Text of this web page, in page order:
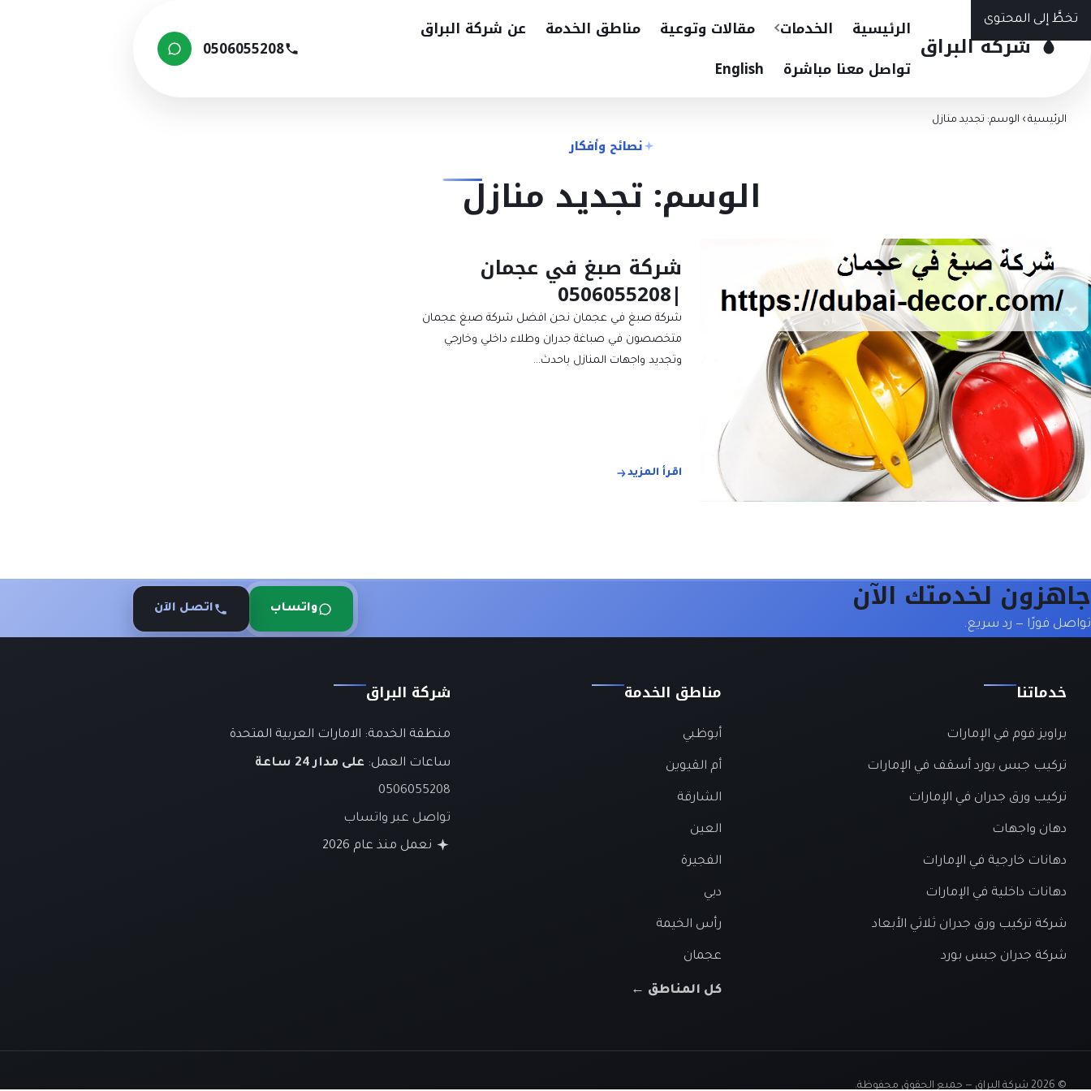
تخطَّ إلى المحتوى
شركة البراق
الرئيسية الخدمات مقالات وتوعية مناطق الخدمة
عن شركة البراق
تواصل معنا مباشرة
English
0506055208
الرئيسية › الوسم: تجديد منازل
نصائح وأفكار
الوسم: تجديد منازل
شركة صبغ في عجمان
|0506055208
شركة صبغ في عجمان نحن افضل شركة صبغ عجمان
متخصصون في صباغة جدران وطلاء داخلي وخارجي
وتجديد واجهات المنازل باحدث…
اقرأ المزيد
جاهزون لخدمتك الآن
تواصل فورًا — رد سريع.
واتساب اتصل الآن
خدماتنا
براويز فوم في الإمارات
تركيب جبس بورد أسقف في الإمارات
تركيب ورق جدران في الإمارات
دهان واجهات
دهانات خارجية في الإمارات
دهانات داخلية في الإمارات
شركة تركيب ورق جدران ثلاثي الأبعاد
شركة جدران جبس بورد
مناطق الخدمة
أبوظبي
أم القيوين
الشارقة
العين
الفجيرة
دبي
رأس الخيمة
عجمان
كل المناطق ←
شركة البراق
منطقة الخدمة: الامارات العربية المتحدة
ساعات العمل: على مدار 24 ساعة
0506055208
تواصل عبر واتساب
نعمل منذ عام 2026
© 2026 شركة البراق — جميع الحقوق محفوظة.